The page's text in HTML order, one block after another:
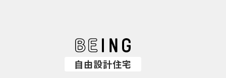
自由設計住宅